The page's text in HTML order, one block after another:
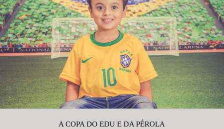
A COPA DO EDU E DA PÉROLA